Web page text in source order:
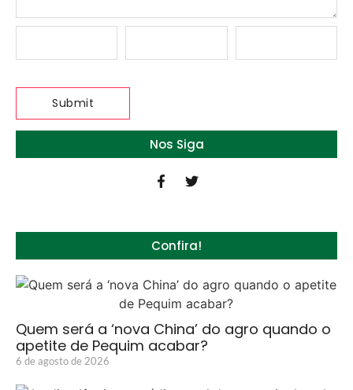
Nos Siga
Confira!
Quem será a ‘nova China’ do agro quando o
apetite de Pequim acabar?
6 de agosto de 2026